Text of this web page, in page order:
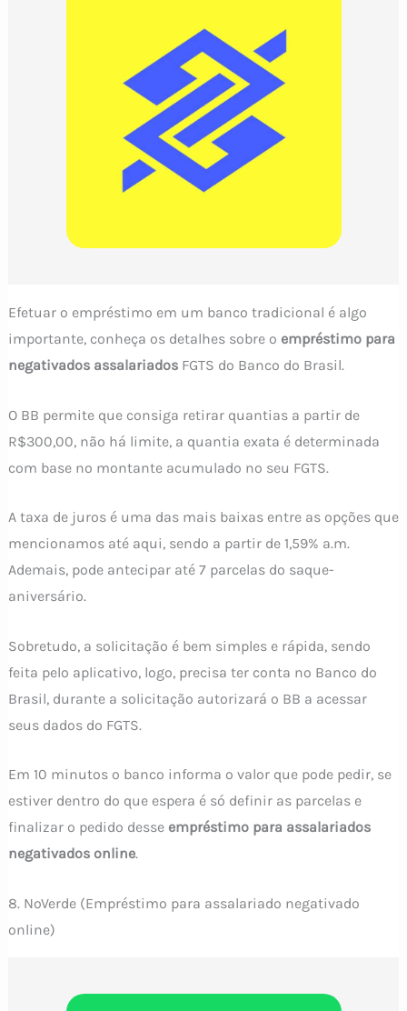
Efetuar o empréstimo em um banco tradicional é algo
importante, conheça os detalhes sobre o empréstimo para
negativados assalariados FGTS do Banco do Brasil.
O BB permite que consiga retirar quantias a partir de
R$300,00, não há limite, a quantia exata é determinada
com base no montante acumulado no seu FGTS.
A taxa de juros é uma das mais baixas entre as opções que
mencionamos até aqui, sendo a partir de 1,59% a.m.
Ademais, pode antecipar até 7 parcelas do saque-
aniversário.
Sobretudo, a solicitação é bem simples e rápida, sendo
feita pelo aplicativo, logo, precisa ter conta no Banco do
Brasil, durante a solicitação autorizará o BB a acessar
seus dados do FGTS.
Em 10 minutos o banco informa o valor que pode pedir, se
estiver dentro do que espera é só definir as parcelas e
finalizar o pedido desse empréstimo para assalariados
negativados online.
8. NoVerde (Empréstimo para assalariado negativado
online)